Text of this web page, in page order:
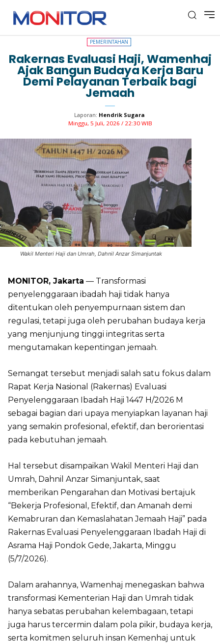
PEMERINTAHAN
PEMERINTAHAN
Rakernas Evaluasi Haji, Wamenhaj
Ajak Bangun Budaya Kerja Baru
Demi Pelayanan Terbaik bagi
Jemaah
Laporan: Hendrik Sugara
Minggu, 5 Juli, 2026 / 22:30 WIB
Wakil Menteri Haji dan Umrah, Dahnil Anzar Simanjuntak
MONITOR, Jakarta — Transformasi
penyelenggaraan ibadah haji tidak hanya
ditentukan oleh penyempurnaan sistem dan
regulasi, tetapi juga oleh perubahan budaya kerja
yang menjunjung tinggi integritas serta
mengutamakan kepentingan jemaah.
Semangat tersebut menjadi salah satu fokus dalam
Rapat Kerja Nasional (Rakernas) Evaluasi
Penyelenggaraan Ibadah Haji 1447 H/2026 M
sebagai bagian dari upaya menyiapkan layanan haji
yang semakin profesional, efektif, dan berorientasi
pada kebutuhan jemaah.
Hal tersebut disampaikan Wakil Menteri Haji dan
Umrah, Dahnil Anzar Simanjuntak, saat
memberikan Pengarahan dan Motivasi bertajuk
“Bekerja Profesional, Efektif, dan Amanah demi
Kemabruran dan Kemaslahatan Jemaah Haji” pada
Rakernas Evaluasi Penyelenggaraan Ibadah Haji di
Asrama Haji Pondok Gede, Jakarta, Minggu
(5/7/2026).
Dalam arahannya, Wamenhaj menegaskan bahwa
transformasi Kementerian Haji dan Umrah tidak
hanya sebatas perubahan kelembagaan, tetapi
juga harus tercermin dalam pola pikir, budaya kerja,
serta komitmen seluruh insan Kemenhaj untuk